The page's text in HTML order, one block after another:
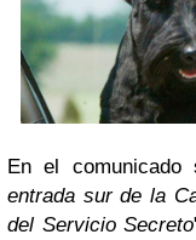
En el
entrada sur de la
del Servicio Secreto